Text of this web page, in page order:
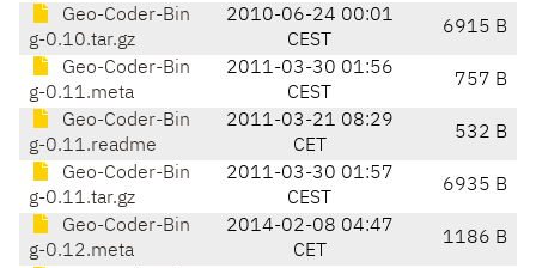
Geo-Coder-Bin
g-0.10.tar.gz
2010-06-24 00:01
CEST
6915 B
Geo-Coder-Bin
g-0.11.meta
2011-03-30 01:56
CEST
757 B
Geo-Coder-Bin
g-0.11.readme
2011-03-21 08:29
CET
532 B
Geo-Coder-Bin
g-0.11.tar.gz
2011-03-30 01:57
CEST
6935 B
Geo-Coder-Bin
g-0.12.meta
2014-02-08 04:47
CET
1186 B